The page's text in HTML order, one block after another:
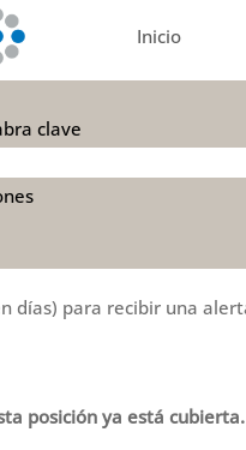
Inicio
clave
días) para recibir una
posición ya está cubierta.